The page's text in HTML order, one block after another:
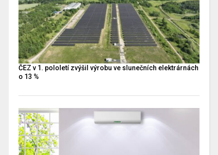
ČEZ v 1. pololetí zvýšil výrobu ve slunečních elektrárnách
o 13 %